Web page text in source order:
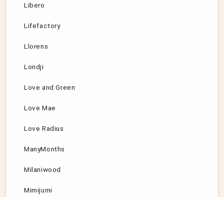
Libero
Lifefactory
Llorens
Londji
Love and Green
Love Mae
Love Radius
ManyMonths
Milaniwood
Mimijumi